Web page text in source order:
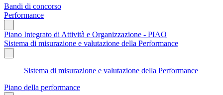
Bandi di concorso
Performance
Piano Integrato di Attività e Organizzazione - PIAO
Sistema di misurazione e valutazione della Performance
Sistema di misurazione e valutazione della Performance
Piano della performance